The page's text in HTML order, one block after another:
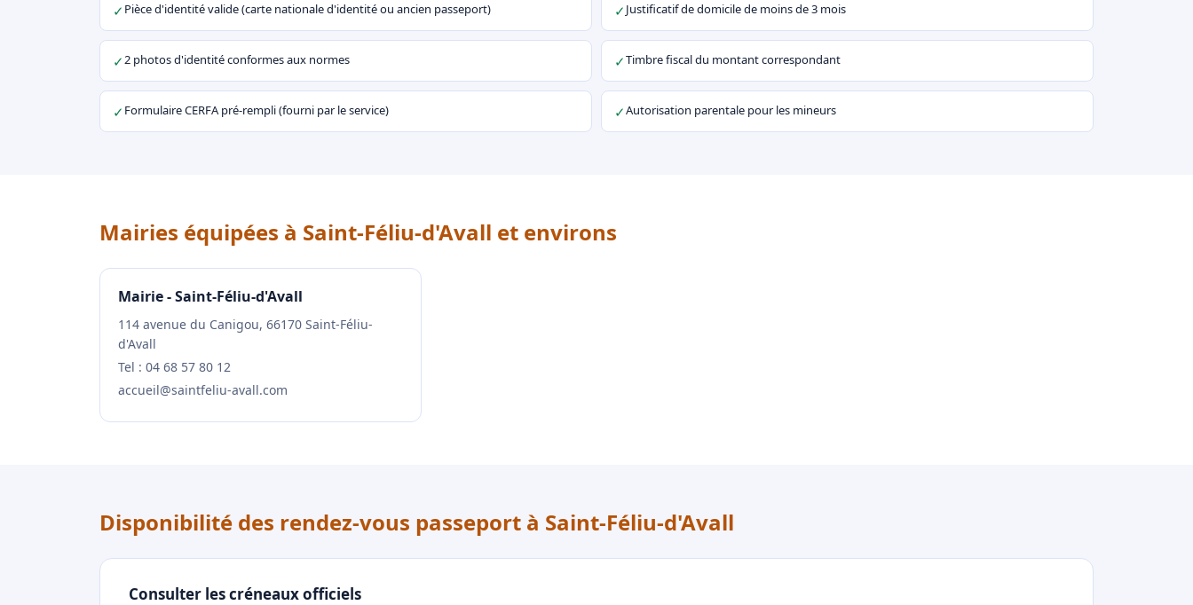
✓ Pièce d'identité valide (carte nationale d'identité ou ancien passeport) ✓Justificatif de domicile de moins de 3 mois
✓2 photos d'identité conformes aux normes ✓Timbre fiscal du montant correspondant
✓ Formulaire CERFA pré-rempli (fourni par le service) ✓Autorisation parentale pour les mineurs
Mairies équipées à Saint-Féliu-d'Avall et environs
Mairie - Saint-Féliu-d'Avall
114 avenue du Canigou, 66170 Saint-Féliu-
d'Avall
Tel : 04 68 57 80 12
accueil@saintfeliu-avall.com
Disponibilité des rendez-vous passeport à Saint-Féliu-d'Avall
Consulter les créneaux officiels